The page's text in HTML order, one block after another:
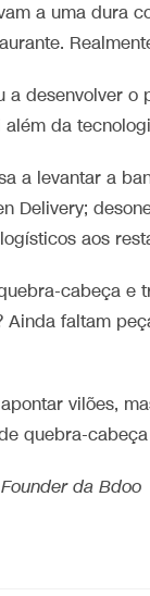
a uma dura
a desenvolver
da
a levantar a
Delivery;
aos
cabeça e
Ainda faltam
vilões,
quebra-
da Bdoo